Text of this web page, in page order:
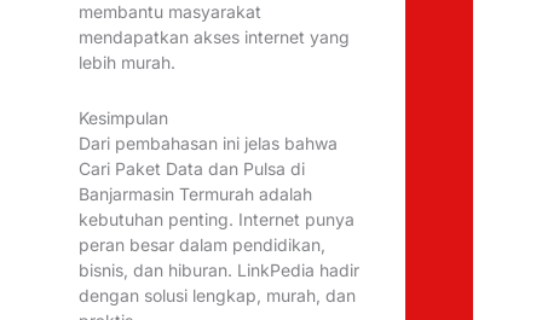
membantu masyarakat
mendapatkan akses internet yang
lebih murah.
Kesimpulan
Dari pembahasan ini jelas bahwa
Cari Paket Data dan Pulsa di
Banjarmasin Termurah adalah
kebutuhan penting. Internet punya
peran besar dalam pendidikan,
bisnis, dan hiburan. LinkPedia hadir
dengan solusi lengkap, murah, dan